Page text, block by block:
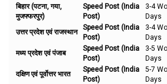
बिहार (पटना, गया,
मुजफ्फरपुर)
Speed Post (India
Post)
3-4
Days
उत्तर प्रदेश एवं राजस्थान
Speed Post (India
Post)
3-4
Days
मध्य प्रदेश एवं पंजाब
Speed Post (India
Post)
3-5
Days
दक्षिण एवं पूर्वोत्तर भारत
Speed Post (India
Post)
5-7
Days